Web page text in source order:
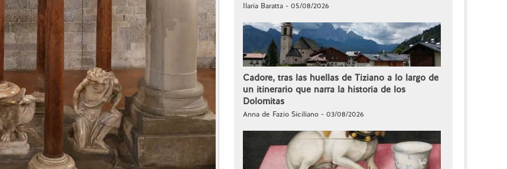
Ilaria Baratta - 05/08/2026
Cadore, tras las huellas de Tiziano a lo largo de
un itinerario que narra la historia de los
Dolomitas
Anna de Fazio Siciliano - 03/08/2026